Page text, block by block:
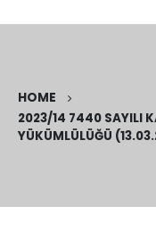
HOME
2023/14 7440 SAYILI
YÜKÜMLÜLÜĞÜ